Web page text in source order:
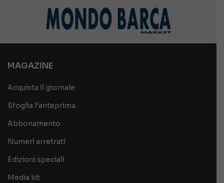
MAGAZINE
Acquista il giornale
Sfoglia l’anteprima
Abbonamento
Numeri arretrati
Edizioni speciali
Media kit